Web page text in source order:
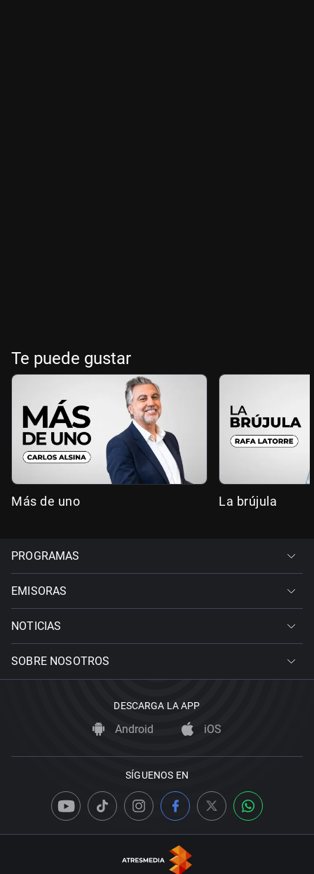
Te puede gustar
Más de uno La brújula
PROGRAMAS
EMISORAS
NOTICIAS
SOBRE NOSOTROS
DESCARGA LA APP
Android iOS
SÍGUENOS EN